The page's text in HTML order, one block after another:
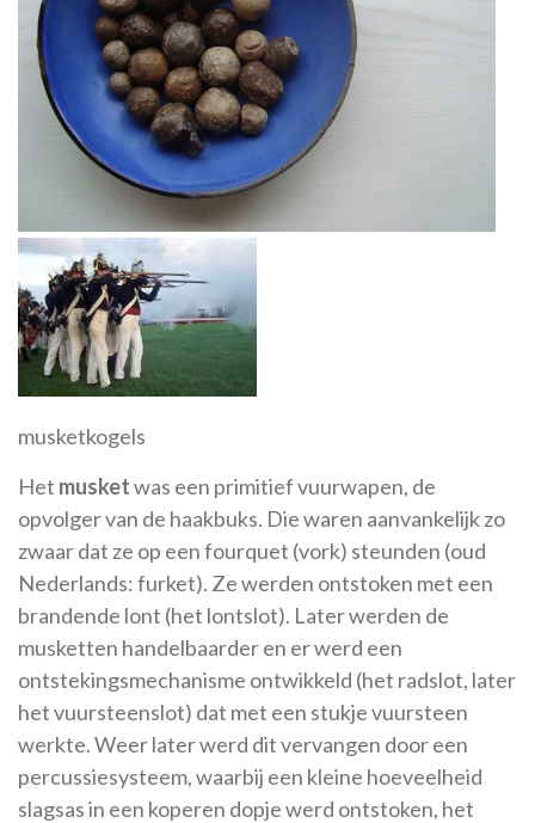
musketkogels
Het musketwas een primitief vuurwapen, de
opvolger van de haakbuks. Die waren aanvankelijk zo
zwaar dat ze op een fourquet (vork) steunden (oud
Nederlands: furket). Ze werden ontstoken met een
brandende lont (het lontslot). Later werden de
musketten handelbaarder en er werd een
ontstekingsmechanisme ontwikkeld (het radslot, later
het vuursteenslot) dat met een stukje vuursteen
werkte. Weer later werd dit vervangen door een
percussiesysteem, waarbij een kleine hoeveelheid
slagsas in een koperen dopje werd ontstoken, het